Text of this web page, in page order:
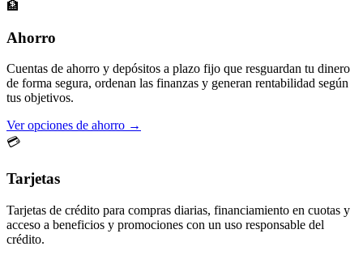
🏦
Ahorro
Cuentas de ahorro y depósitos a plazo fijo que resguardan tu dinero
de forma segura, ordenan las finanzas y generan rentabilidad según
tus objetivos.
Ver opciones de ahorro →
💳
Tarjetas
Tarjetas de crédito para compras diarias, financiamiento en cuotas y
acceso a beneficios y promociones con un uso responsable del
crédito.